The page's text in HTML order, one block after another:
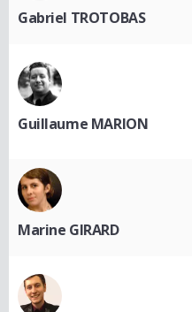
Gabriel TROTOBAS
Guillaume MARION
Marine GIRARD